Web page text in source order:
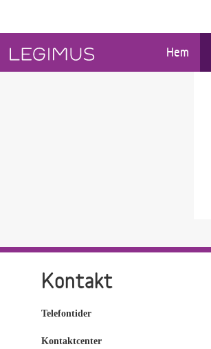
Hem
Kontakt
Telefontider
Kontaktcenter